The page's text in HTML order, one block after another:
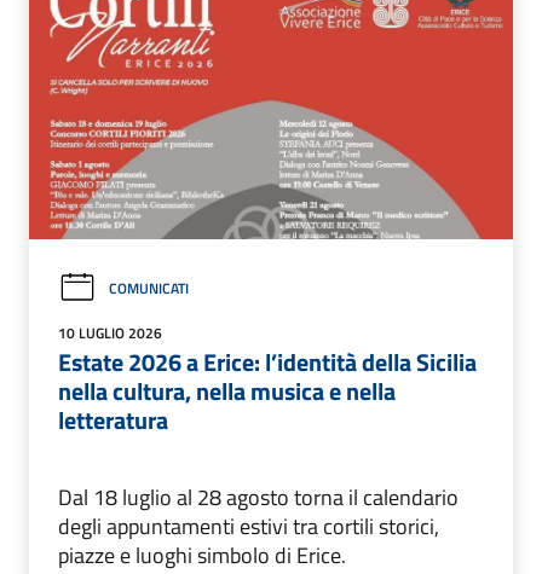
COMUNICATI
10 LUGLIO 2026
Estate 2026 a Erice: l’identità della Sicilia
nella cultura, nella musica e nella
letteratura
Dal 18 luglio al 28 agosto torna il calendario
degli appuntamenti estivi tra cortili storici,
piazze e luoghi simbolo di Erice.